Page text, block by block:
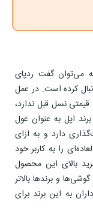
می‌شود که می‌توان گفت ردپای
کرده است. در عمل
برچسب قیمتی نسل قبل ندارد،
اپل به عنوان غول
دارد و به ازای
را به کاربر خود
بالای این محصول
به نسبت سایر گوشی‌ها و برندها بالاتر
به این برند برای